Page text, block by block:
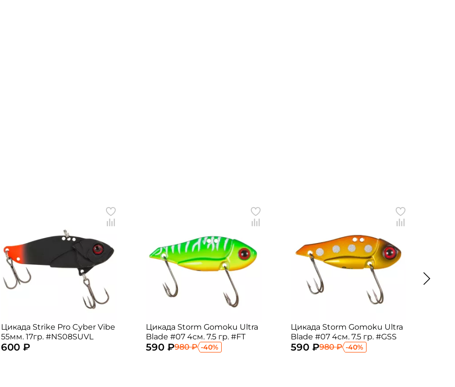
Цикада Strike Pro Cyber Vibe
55мм. 17гр. #NS08SUVL
600 ₽
Цикада Storm Gomoku Ultra
Blade #07 4см. 7.5 гр. #FT
590 ₽980 ₽ -40%
Цикада Storm Gomoku Ultra
Blade #07 4см. 7.5 гр. #GSS
590 ₽980 ₽ -40%